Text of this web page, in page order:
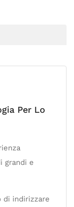
Per Lo
grandi e
di indirizzare